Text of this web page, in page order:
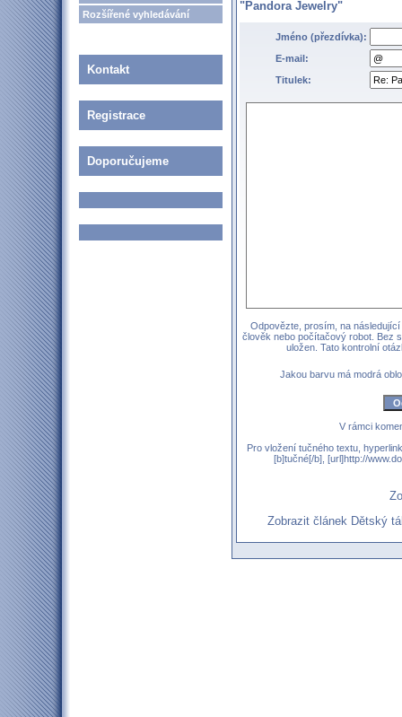
Rozšířené vyhledávání
Kontakt
Registrace
Doporučujeme
"Pandora Jewelry"
Jméno (přezdívka):
E-mail:
Titulek:
Odpovězte, prosím, na
člověk nebo počítačový robot. Bez
uložen. Tato kontrolní
Jakou barvu má modrá
V rámci
Pro vložení tučného textu,
[b]tučné[/b], [url]http://
Zobrazit článek Dětský